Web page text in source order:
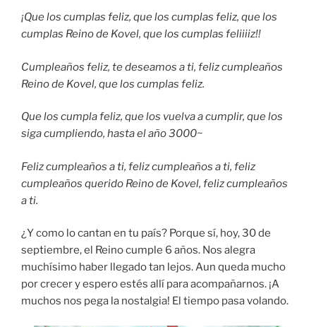
¡Que los cumplas feliz, que los cumplas feliz, que los
cumplas Reino de Kovel, que los cumplas feliiiiz!!
Cumpleaños feliz, te deseamos a ti, feliz cumpleaños
Reino de Kovel, que los cumplas feliz.
Que los cumpla feliz, que los vuelva a cumplir, que los
siga cumpliendo, hasta el año 3000~
Feliz cumpleaños a ti, feliz cumpleaños a ti, feliz
cumpleaños querido Reino de Kovel, feliz cumpleaños
a ti.
¿Y como lo cantan en tu país? Porque sí, hoy, 30 de
septiembre, el Reino cumple 6 años. Nos alegra
muchísimo haber llegado tan lejos. Aun queda mucho
por crecer y espero estés allí para acompañarnos. ¡A
muchos nos pega la nostalgia! El tiempo pasa volando.